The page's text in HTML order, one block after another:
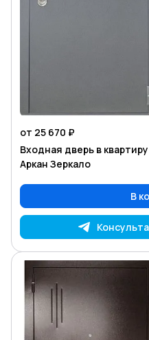
от 25 670 ₽
Входная дверь в
Аркан Зеркало
В